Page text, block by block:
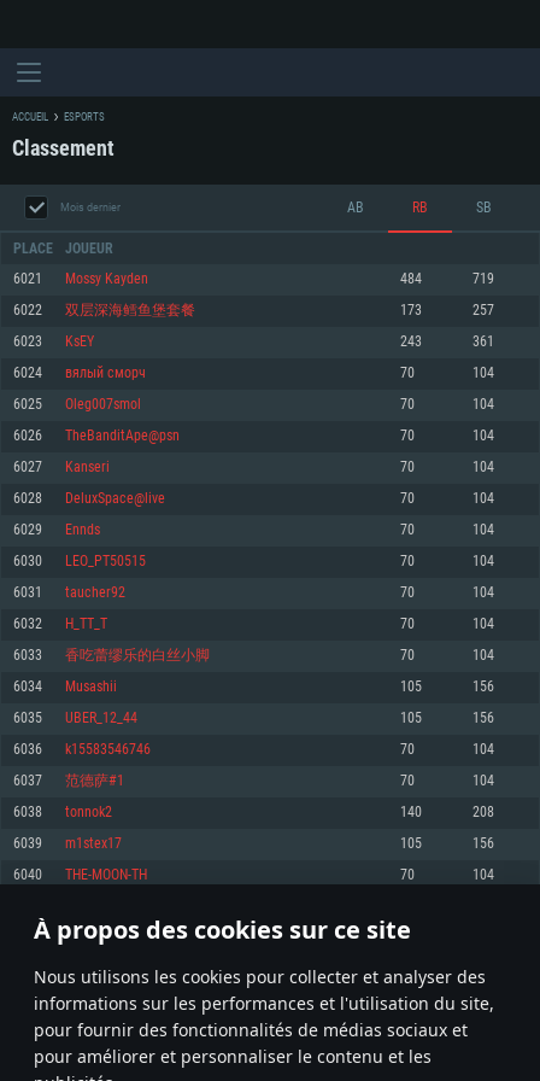
À propos des cookies sur ce site
Nous utilisons les cookies pour collecter et analyser des
informations sur les performances et l'utilisation du site,
pour fournir des fonctionnalités de médias sociaux et
pour améliorer et personnaliser le contenu et les
CONFIGURATION SYSTÈME REQUISE
Minimum
OS: Windows 10 (64 bit)
Processeur: Dual-Core 2.2 GHz
Mémoire: 4 GB
Carte graphique supportant DirectX 11: AMD Radeon 77XX / NVIDIA
GeForce GTX 660. La résolution minimale supportée par le jeu est de 720p
Connection: Connexion Internet à haut débit
Disque dur: 23.1 Go (client minimal)
Recommandée
1060 et plus, Radeon RX 570 et plus.
Disque dur: 75.9 Go (client complet)
Minimum
OS: Mac OS Big Sur 11.0 ou plus récent
Processeur: Core i5, minimum 2.2GHz (Les processeurs Intel Xeon ne sont
pas supportés)
Mémoire: 6 GB
Carte graphique: Intel Iris Pro 5200 (Mac), ou analogue AMD/Nvidia. La
résolution minimale supportée par le jeu est de 720p.
Connection: Connexion Internet à haut débit
Disque dur: 62,2 Go (client minimal)
Recommandée
OS: Mac OS Big Sur 11.0 ou plus récent
Processeur: Core i7 (Les processeurs Intel Xeon ne sont pas supportés)
Mémoire: 8 GB
Carte graphique: Radeon Vega II ou plus avec support de Metal
Disque dur: 62,2 Go (client complet)
Minimum
OS: Les configurations Linux 64 bits les plus modernes
Processeur: Dual-Core 2.4 GHz
Mémoire: 4 GB
Carte graphique: NVIDIA 660 avec les derniers drivers (moins de 6 mois) /
de même pour AMD (La résolution minimale supportée par le jeu est de
720p)
Connection: Connexion Internet à haut débit
Disque dur: 62,2 Go (client minimal)
Recommandée
OS: Ubuntu 20.04 64bit
Processeur: Intel Core i7
Mémoire: 8 GB
Carte graphique: NVIDIA 1060 avec les derniers drivers (moins de 6 mois) /
6 mois et supportant Vulkan
Connection: Connexion Internet à haut débit
Disque dur: 60,2 Go (client complet)
ACCUEIL ESPORTS
Classement
Mois dernier AB RB SB
PLACE JOUEUR
6021 Mossy Kayden 484 719
6022 双层深海鳕鱼堡套餐 173 257
6023 KsEY 243 361
6024 вялый сморч 70 104
6025 Oleg007smol 70 104
6026 TheBanditApe@psn 70 104
6027 Kanseri 70 104
6028 DeluxSpace@live 70 104
6029 Ennds 70 104
6030 LEO_PT50515 70 104
6031 taucher92 70 104
6032 H_TT_T 70 104
6033 香吃蕾缪乐的白丝小脚 70 104
6034 Musashii 105 156
6035 UBER_12_44 105 156
6036 k15583546746 70 104
6037 范德萨#1 70 104
6038 tonnok2 140 208
6039 m1stex17 105 156
6040 THE-MOON-TH 70 104
* Classement mis à jour quotidiennement
301 302 303 402